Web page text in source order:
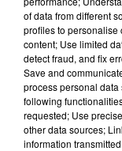
risque terroriste.
véhiculées et des
abords et sur les
(écoles, services
of data from different
profiles to personalise
content; Use limited
detect fraud, and fix
Save and
process personal
following
requested; Use
other data sources;
information